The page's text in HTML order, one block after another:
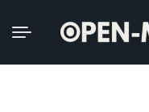
Buscar: